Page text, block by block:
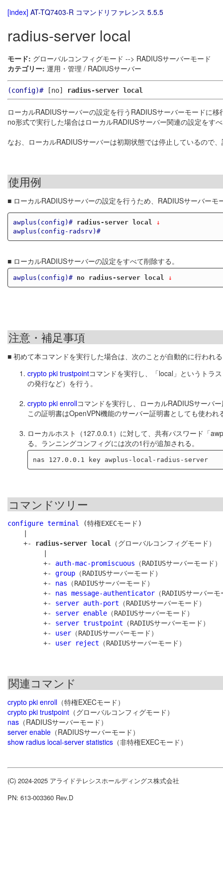
[index] AT-TQ7403-R コマンドリファレンス 5.5.5
radius-server local
モード: グローバルコンフィグモード --> RADIUSサーバーモード
カテゴリー: 運用・管理 / RADIUSサーバー
(config)#[no] radius-server local
ローカルRADIUSサーバーの設定を行うRADIUSサーバーモードに移
no形式で実行した場合はローカルRADIUSサーバー関連の設定をす
なお、ローカルRADIUSサーバーは初期状態では停止しているので
使用例
■ ローカルRADIUSサーバーの設定を行うため、RADIUSサーバーモ
awplus(config)# radius-server local
↓
awplus(config-radsrv)#
■ ローカルRADIUSサーバーの設定をすべて削除する。
awplus(config)# no radius-server local ↓
注意・補足事項
■ 初めて本コマンドを実行した場合は、次のことが自動的に行われ
crypto pki trustpointコマンドを実行し、「local」というトラ
の発行など）を行う。
crypto pki enrollコマンドを実行し、ローカルRADIUSサーバ
この証明書はOpenVPN機能のサーバー証明書としても使われ
ローカルホスト（127.0.0.1）に対して、共有パスワード「
る。ランニングコンフィグには次の1行が追加される。
nas 127.0.0.1 key awplus-local-radius-server
コマンドツリー
configure terminal
(特権EXECモード)
    +-
radius-server local
（グローバルコンフィグモード）
         +-
auth-mac-promiscuous （RADIUSサーバーモード）
         +-
group （RADIUSサーバーモード）
         +-
nas （RADIUSサーバーモード）
         +-
nas message-authenticator （RADIUSサーバー
         +-
server auth-port （RADIUSサーバーモード）
         +-
server enable （RADIUSサーバーモード）
         +-
server trustpoint （RADIUSサーバーモード）
         +-
user （RADIUSサーバーモード）
         +-
user reject
関連コマンド
crypto pki enroll （特権EXECモード）
crypto pki trustpoint （グローバルコンフィグモード）
nas （RADIUSサーバーモード）
server enable （RADIUSサーバーモード）
show radius local-server statistics （非特権EXECモード）
(C) 2024-2025 アライドテレシスホールディングス株式会社
PN: 613-003360 Rev.D